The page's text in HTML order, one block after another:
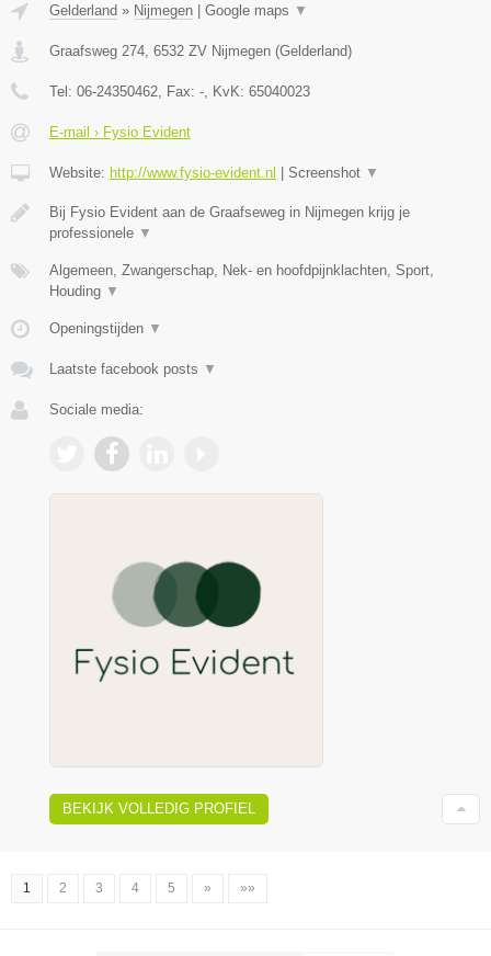
Gelderland » Nijmegen | Google maps ▼
Graafsweg 274 6532 ZV Nijmegen (Gelderland)
Tel: 06-24350462 , Fax: - , KvK: 65040023
E-mail › Fysio Evident
Website: http://www.fysio-evident.nl | Screenshot ▼
Bij Fysio Evident aan de Graafseweg in Nijmegen krijg je
professionele ▼
Algemeen, Zwangerschap, Nek- en hoofdpijnklachten, Sport,
Houding ▼
Openingstijden ▼
Laatste facebook posts ▼
Sociale media:
BEKIJK VOLLEDIG PROFIEL
1 2 3 4 5 » »»